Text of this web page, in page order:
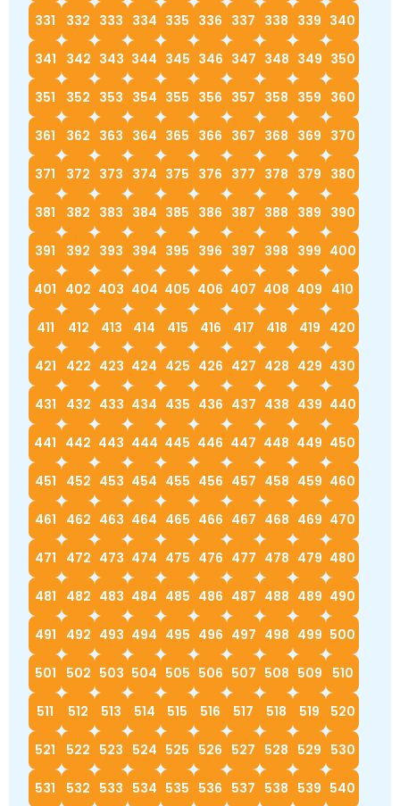
331 332 333 334 335 336 337 338 339 340
341 342 343 344 345 346 347 348 349 350
351 352 353 354 355 356 357 358 359 360
361 362 363 364 365 366 367 368 369 370
371 372 373 374 375 376 377 378 379 380
381 382 383 384 385 386 387 388 389 390
391 392 393 394 395 396 397 398 399 400
401 402 403 404 405 406 407 408 409 410
411 412 413 414 415 416 417 418 419 420
421 422 423 424 425 426 427 428 429 430
431 432 433 434 435 436 437 438 439 440
441 442 443 444 445 446 447 448 449 450
451 452 453 454 455 456 457 458 459 460
461 462 463 464 465 466 467 468 469 470
471 472 473 474 475 476 477 478 479 480
481 482 483 484 485 486 487 488 489 490
491 492 493 494 495 496 497 498 499 500
501 502 503 504 505 506 507 508 509 510
511 512 513 514 515 516 517 518 519 520
521 522 523 524 525 526 527 528 529 530
531 532 533 534 535 536 537 538 539 540